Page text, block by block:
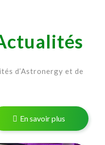
d’Astronergy et de
En savoir plus